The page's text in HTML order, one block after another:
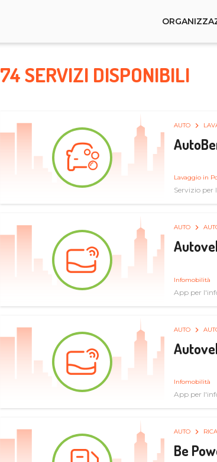
74 SERVIZI DISPONIBILI
AUTO
Lavaggio in
Servizio
AUTO
Infomobilità
App per
AUTO
Infomobilità
App per
AUTO
Be